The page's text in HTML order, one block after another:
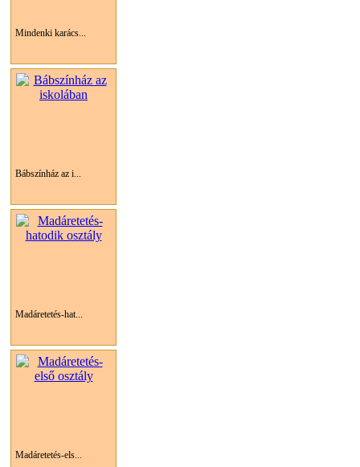
Mindenki karács...
Bábszínház az i...
Madáretetés-hat...
Madáretetés-els...